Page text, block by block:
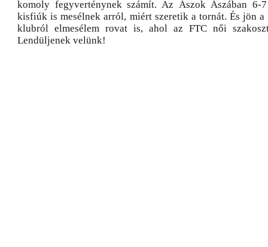
komoly fegyverténynek számít. Az Ászok Ászában 6-
kisfiúk is mesélnek arról, miért szeretik a tornát. És jön a
klubról elmesélem rovat is, ahol az FTC női
Lendüljenek velünk!